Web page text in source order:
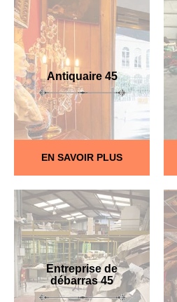
Antiquaire 45
EN SAVOIR PLUS
Entreprise de
débarras 45